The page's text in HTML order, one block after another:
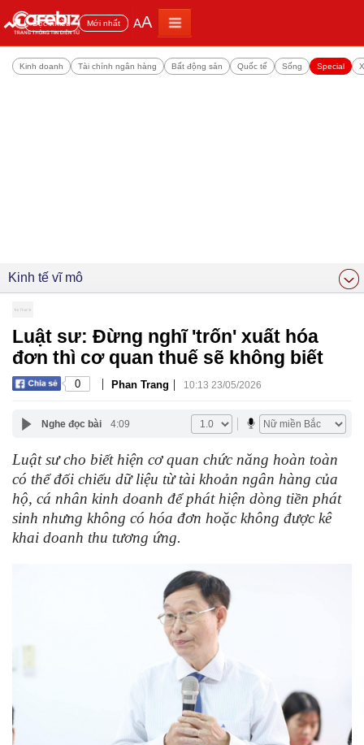
Đọc nhiều Mới nhất AA
Kinh doanh Tài chính ngân hàng Bất động sản Quốc tế Sống Special
Kinh tế vĩ mô
Luật sư: Đừng nghĩ 'trốn' xuất hóa
đơn thì cơ quan thuế sẽ không biết
0 | Phan Trang | 10:13 23/05/2026
Nghe đọc bài 4:09
Luật sư cho biết hiện cơ quan chức năng hoàn toàn
có thể đối chiếu dữ liệu từ tài khoản ngân hàng của
hộ, cá nhân kinh doanh để phát hiện dòng tiền phát
sinh nhưng không có hóa đơn hoặc không được kê
khai doanh thu tương ứng.